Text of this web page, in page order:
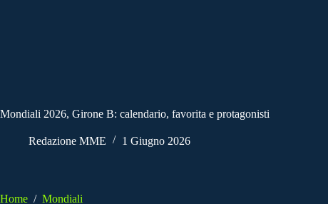
Mondiali 2026, Girone B: calendario, favorita e protagonisti
Redazione MME 1 Giugno 2026
Home / Mondiali